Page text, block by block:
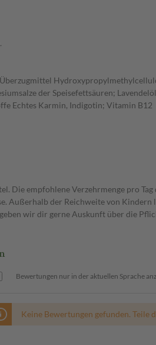
der Speisefettsäuren;
Echtes Karmin, Indigotin; Vitamin B12
Die empfohlene Verzehrmenge pro
Außerhalb der Reichweite von
wir dir gerne Auskunft über die
Bewertungen nur in der aktuellen Sprache
Keine Bewertungen gefunden. Teile